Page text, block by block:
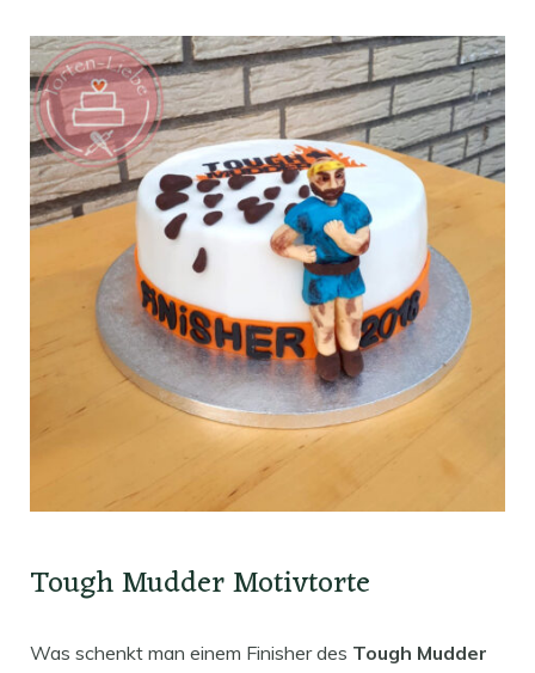
Tough Mudder Motivtorte
Was schenkt man einem Finisher des Tough Mudder